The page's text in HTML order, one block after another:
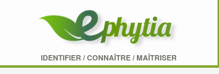
IDENTIFIER /CONNAÎTRE/MAÎTRISER